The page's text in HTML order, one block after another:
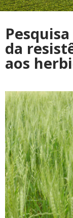
da
aos